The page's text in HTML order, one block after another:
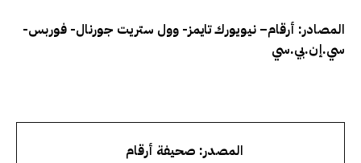
المصادر: أرقام– نيويورك تايمز- وول ستريت جورنال- فوربس-
سي.إن.بي.سي
المصدر: صحيفة أرقام